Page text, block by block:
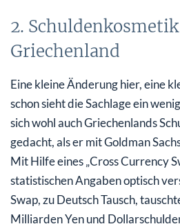
2.
Griechenland
Eine kleine Änderung hier, eine
schon sieht die Sachlage ein
sich wohl auch Griechenlands
gedacht, als er mit Goldman
Mit Hilfe eines „Cross Currency
statistischen Angaben optisch
Swap, zu Deutsch Tausch,
Milliarden Yen und